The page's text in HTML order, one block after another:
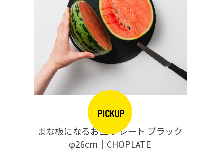
PICKUP
まな板になるお皿 プレート ブラック
φ26cm｜CHOPLATE